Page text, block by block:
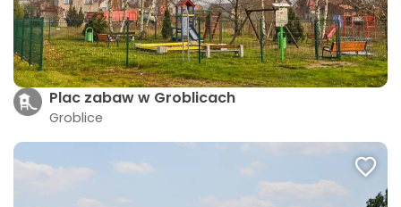
Plac zabaw w Groblicach
Groblice